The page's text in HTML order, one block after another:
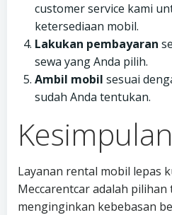
customer service kami
ketersediaan mobil.
Lakukan pembayaran
sewa yang Anda pilih.
Ambil mobil sesuai
sudah Anda tentukan.
Kesimpulan
Layanan rental mobil lepas
Meccarentcar adalah
menginginkan kebebasan